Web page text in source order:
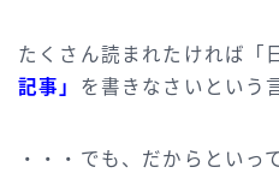
たくさん読まれたければ「
記事」 を書きなさいという
・・・でも、だからといっ